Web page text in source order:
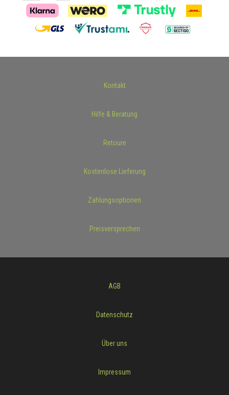
Kontakt
Hilfe & Beratung
Retoure
Kostenlose Lieferung
Zahlungsoptionen
Preisversprechen
AGB
Datenschutz
Über uns
Impressum